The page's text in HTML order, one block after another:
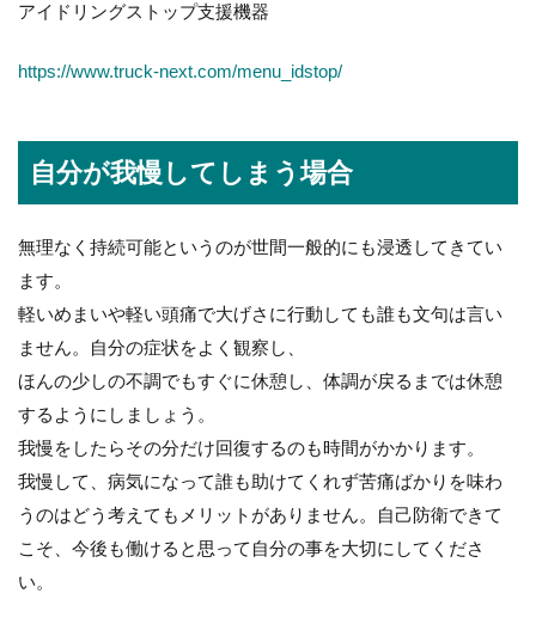
アイドリングストップ支援機器
https://www.truck-next.com/menu_idstop/
自分が我慢してしまう場合
無理なく持続可能というのが世間一般的にも浸透してきてい
ます。
軽いめまいや軽い頭痛で大げさに行動しても誰も文句は言い
ません。自分の症状をよく観察し、
ほんの少しの不調でもすぐに休憩し、体調が戻るまでは休憩
するようにしましょう。
我慢をしたらその分だけ回復するのも時間がかかります。
我慢して、病気になって誰も助けてくれず苦痛ばかりを味わ
うのはどう考えてもメリットがありません。自己防衛できて
こそ、今後も働けると思って自分の事を大切にしてくださ
い。